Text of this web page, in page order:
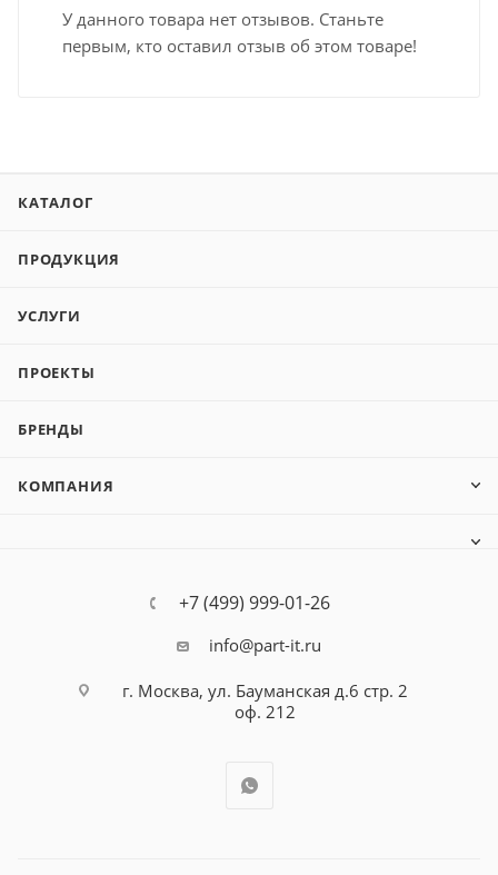
У данного товара нет отзывов. Станьте
первым, кто оставил отзыв об этом товаре!
КАТАЛОГ
ПРОДУКЦИЯ
УСЛУГИ
ПРОЕКТЫ
БРЕНДЫ
КОМПАНИЯ
+7 (499) 999-01-26
info@part-it.ru
г. Москва, ул. Бауманская д.6 стр. 2
оф. 212